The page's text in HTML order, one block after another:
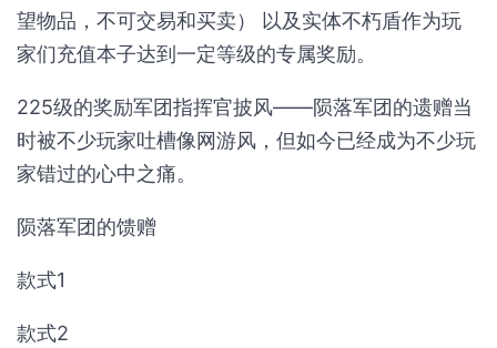
望物品，不可交易和买卖） 以及实体不朽盾作为玩
家们充值本子达到一定等级的专属奖励。
225级的奖励军团指挥官披风——陨落军团的遗赠当
时被不少玩家吐槽像网游风，但如今已经成为不少玩
家错过的心中之痛。
陨落军团的馈赠
款式1
款式2